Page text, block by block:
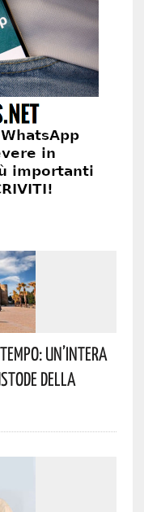
Un’intera
Della